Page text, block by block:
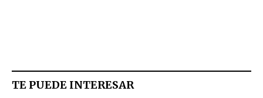
TE PUEDE INTERESAR